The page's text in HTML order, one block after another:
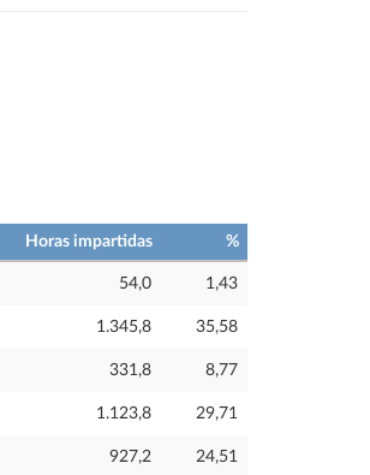
Horas impartidas %
54,0 1,43
1.345,8 35,58
331,8 8,77
1.123,8 29,71
927,2 24,51